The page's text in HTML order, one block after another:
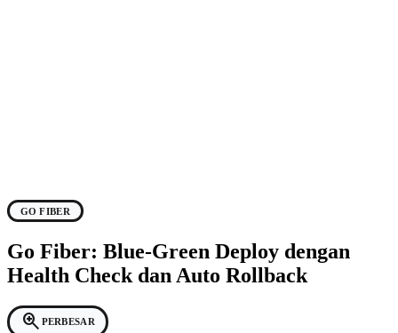
GO FIBER
Go Fiber: Blue-Green Deploy dengan
Health Check dan Auto Rollback
zoom_in PERBESAR